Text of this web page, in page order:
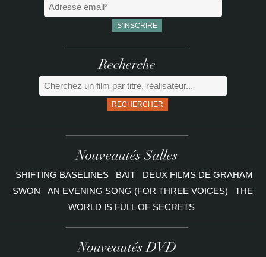
Recherche
RECHERCHER
Nouveautés Salles
SHIFTING BASELINES BAIT
DEUX FILMS DE GRAHAM
SWON
AN EVENING SONG (FOR THREE VOICES)
THE
WORLD IS FULL OF SECRETS
Nouveautés DVD